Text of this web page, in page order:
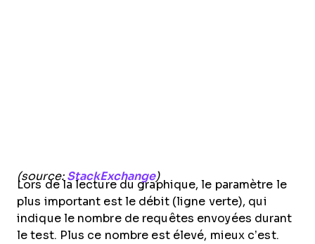
(source: StackExchange)
Lors de la lecture du graphique, le paramètre le
plus important est le débit (ligne verte), qui
indique le nombre de requêtes envoyées durant
le test. Plus ce nombre est élevé, mieux c’est.